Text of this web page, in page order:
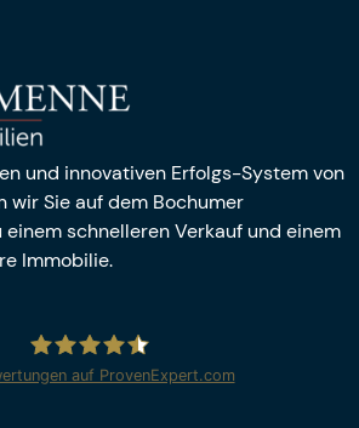
und innovativen Erfolgs-System von
wir Sie auf dem Bochumer
schnelleren Verkauf und einem
Immobilie.
auf ProvenExpert.com